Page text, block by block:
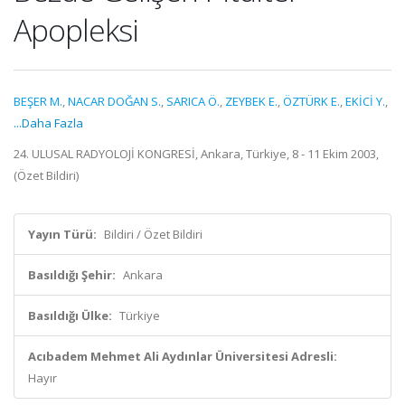
Apopleksi
BEŞER M.,NACAR DOĞAN S., SARICA Ö., ZEYBEK E.,ÖZTÜRK E.,EKİCİ Y.,
...Daha Fazla
24. ULUSAL RADYOLOJİ KONGRESİ, Ankara, Türkiye, 8 - 11 Ekim 2003,
(Özet Bildiri)
Yayın Türü: Bildiri / Özet Bildiri
Basıldığı Şehir: Ankara
Basıldığı Ülke: Türkiye
Acıbadem Mehmet Ali Aydınlar Üniversitesi Adresli:
Hayır